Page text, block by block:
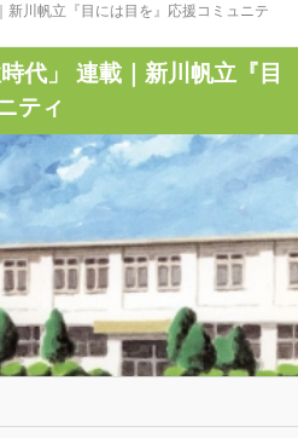
新川帆立『目には目を』応援コミュニテ
代」 連載｜新川帆立『目
ティ